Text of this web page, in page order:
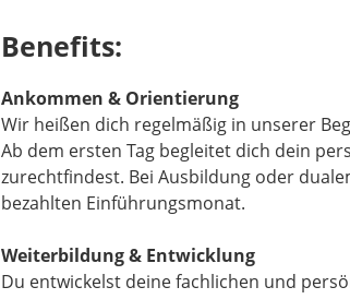
Benefits:
Ankommen & Orientierung
Wir heißen dich regelmäßig in unserer
Ab dem ersten Tag begleitet dich dein
zurechtfindest. Bei Ausbildung oder
bezahlten Einführungsmonat.
Weiterbildung & Entwicklung
Du entwickelst deine fachlichen und